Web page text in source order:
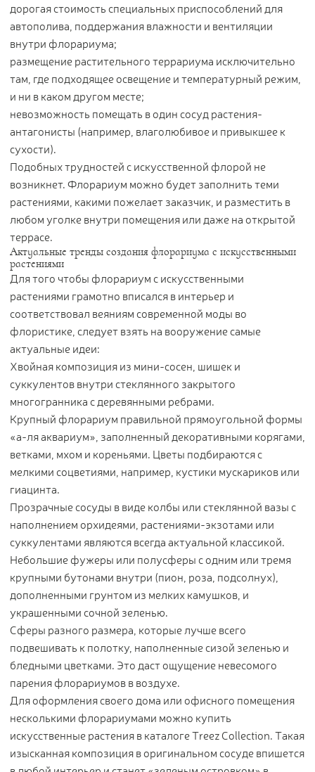
дорогая стоимость специальных приспособлений для
автополива, поддержания влажности и вентиляции
внутри флорариума;
размещение растительного террариума исключительно
там, где подходящее освещение и температурный режим,
и ни в каком другом месте;
невозможность помещать в один сосуд растения-
антагонисты (например, влаголюбивое и привыкшее к
сухости).
Подобных трудностей с искусственной флорой не
возникнет. Флорариум можно будет заполнить теми
растениями, какими пожелает заказчик, и разместить в
любом уголке внутри помещения или даже на открытой
террасе.
Актуальные тренды создания флорариума с искусственными
растениями
Для того чтобы флорариум с искусственными
растениями грамотно вписался в интерьер и
соответствовал веяниям современной моды во
флористике, следует взять на вооружение самые
актуальные идеи:
Хвойная композиция из мини-сосен, шишек и
суккулентов внутри стеклянного закрытого
многогранника с деревянными ребрами.
Крупный флорариум правильной прямоугольной формы
«а-ля аквариум», заполненный декоративными корягами,
ветками, мхом и кореньями. Цветы подбираются с
мелкими соцветиями, например, кустики мускариков или
гиацинта.
Прозрачные сосуды в виде колбы или стеклянной вазы с
наполнением орхидеями, растениями-экзотами или
суккулентами являются всегда актуальной классикой.
Небольшие фужеры или полусферы с одним или тремя
крупными бутонами внутри (пион, роза, подсолнух),
дополненными грунтом из мелких камушков, и
украшенными сочной зеленью.
Сферы разного размера, которые лучше всего
подвешивать к полотку, наполненные сизой зеленью и
бледными цветками. Это даст ощущение невесомого
парения флорариумов в воздухе.
Для оформления своего дома или офисного помещения
несколькими флорариумами можно купить
искусственные растения в каталоге Treez Collection. Такая
изысканная композиция в оригинальном сосуде впишется